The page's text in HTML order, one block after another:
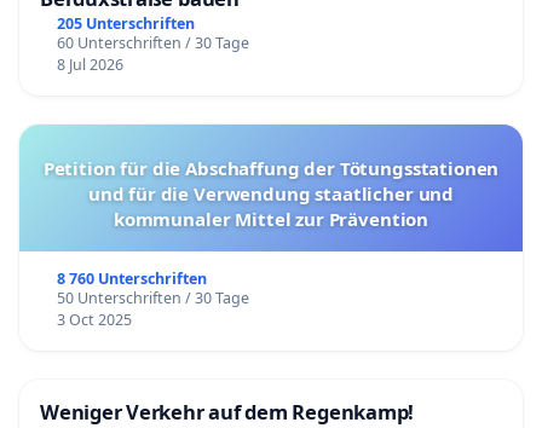
205 Unterschriften
60 Unterschriften / 30 Tage
8 Jul 2026
Petition für die Abschaffung der Tötungsstationen
und für die Verwendung staatlicher und
kommunaler Mittel zur Prävention
8 760 Unterschriften
50 Unterschriften / 30 Tage
3 Oct 2025
Weniger Verkehr auf dem Regenkamp!